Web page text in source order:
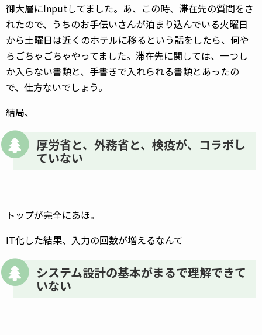
御大層にInputしてました。あ、この時、滞在先の質問をさ
れたので、うちのお手伝いさんが泊まり込んでいる火曜日
から土曜日は近くのホテルに移るという話をしたら、何や
らごちゃごちゃやってました。滞在先に関しては、一つし
か入らない書類と、手書きで入れられる書類とあったの
で、仕方ないでしょう。
結局、
厚労省と、外務省と、検疫が、コラボし
ていない
トップが完全にあほ。
IT化した結果、入力の回数が増えるなんて
システム設計の基本がまるで理解できて
いない